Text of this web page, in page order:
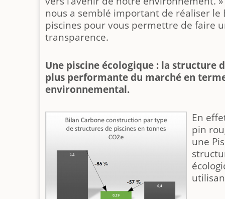
nous a semblé important de réaliser le
piscines pour vous permettre de faire
transparence.
Une piscine écologique : la structure
plus performante du marché en
environnemental.
En
pin
une